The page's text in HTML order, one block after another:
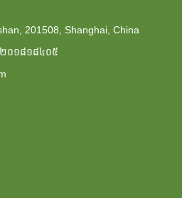
201508, Shanghai, China
០១៨១៨៤០៥